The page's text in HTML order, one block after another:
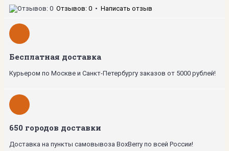
Отзывов: 0 • Написать отзыв
Бесплатная доставка
Курьером по Москве и Санкт-Петербургу заказов от 5000 рублей!
650 городов доставки
Доставка на пункты самовывоза BoxBerry по всей России!